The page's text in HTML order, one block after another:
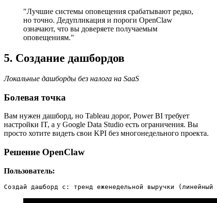
"Лучшие системы оповещения срабатывают редко,
но точно. Дедупликация и пороги OpenClaw
означают, что вы доверяете получаемым
оповещениям."
5. Создание дашбордов
Локальные дашборды без налога на SaaS
Болевая точка
Вам нужен дашборд, но Tableau дорог, Power BI требует
настройки IT, а у Google Data Studio есть ограничения. Вы
просто хотите видеть свои KPI без многонедельного проекта.
Решение OpenClaw
Пользователь:
Создай дашборд с: тренд еженедельной выручки